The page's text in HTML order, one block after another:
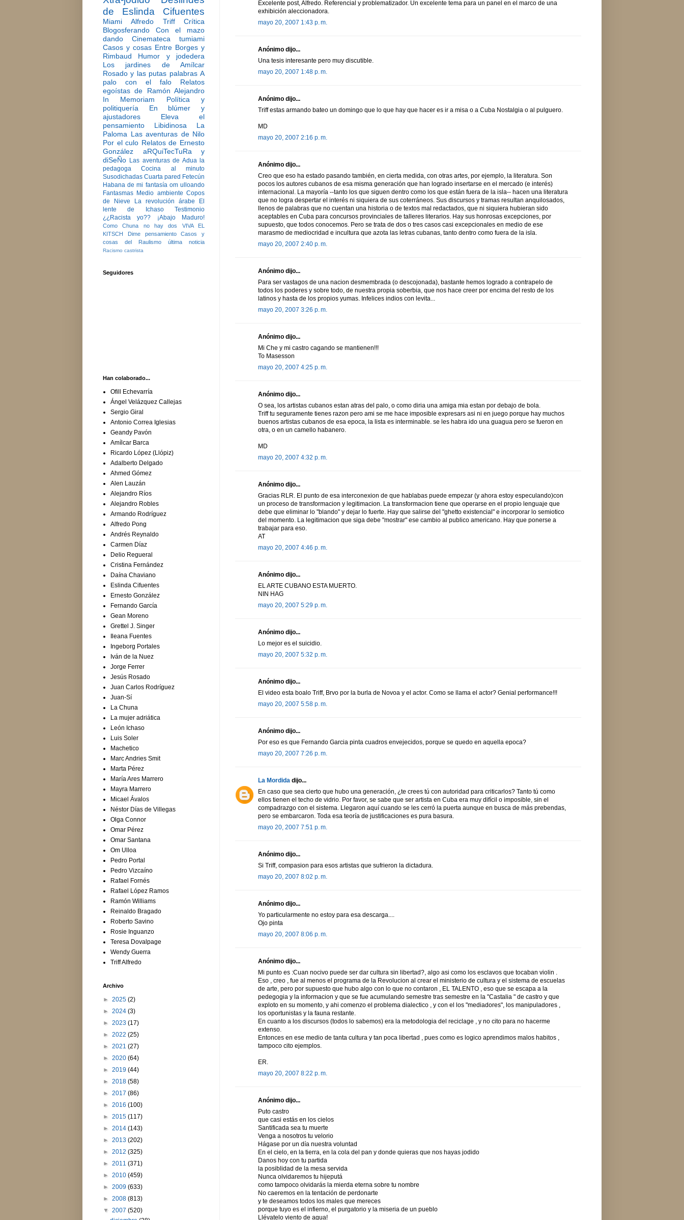
Excelente post, Alfredo. Referencial y problematizador. Un excelente tema para un panel en el marco de una
exhibición aleccionadora.
mayo 20, 2007 1:43 p. m.
Anónimo dijo...
Una tesis interesante pero muy discutible.
mayo 20, 2007 1:48 p. m.
Anónimo dijo...
Triff estas armando bateo un domingo que lo que hay que hacer es ir a misa o a Cuba Nostalgia o al pulguero.
MD
mayo 20, 2007 2:16 p. m.
Anónimo dijo...
Creo que eso ha estado pasando también, en cierta medida, con otras artes, por ejemplo, la literatura. Son
pocos los autores cubanos de esa misma generación que han logrado insertarse en el mercado (e interés)
internacional. La mayoría --tanto los que siguen dentro como los que están fuera de la isla-- hacen una literatura
que no logra despertar el interés ni siquiera de sus coterráneos. Sus discursos y tramas resultan anquilosados,
llenos de palabras que no cuentan una historia o de textos mal redactados, que ni siquiera hubieran sido
aceptables en Cuba para concursos provinciales de talleres literarios. Hay sus honrosas excepciones, por
supuesto, que todos conocemos. Pero se trata de dos o tres casos casi excepcionales en medio de ese
marasmo de mediocridad e incultura que azota las letras cubanas, tanto dentro como fuera de la isla.
mayo 20, 2007 2:40 p. m.
Anónimo dijo...
Para ser vastagos de una nacion desmembrada (o descojonada), bastante hemos logrado a contrapelo de
todos los poderes y sobre todo, de nuestra propia soberbia, que nos hace creer por encima del resto de los
latinos y hasta de los propios yumas. Infelices indios con levita...
mayo 20, 2007 3:26 p. m.
Anónimo dijo...
Mi Che y mi castro cagando se mantienen!!!
To Masesson
mayo 20, 2007 4:25 p. m.
Anónimo dijo...
O sea, los artistas cubanos estan atras del palo, o como diria una amiga mia estan por debajo de bola.
Triff tu seguramente tienes razon pero ami se me hace imposible expresars asi ni en juego porque hay muchos
buenos artistas cubanos de esa epoca, la lista es interminable. se les habra ido una guagua pero se fueron en
otra, o en un camello habanero.
MD
mayo 20, 2007 4:32 p. m.
Anónimo dijo...
Gracias RLR. El punto de esa interconexion de que hablabas puede empezar (y ahora estoy especulando)con
un proceso de transformacion y legitimacion. La transformacion tiene que operarse en el propio lenguaje que
debe que eliminar lo "blando" y dejar lo fuerte. Hay que salirse del "ghetto existencial" e incorporar lo semiotico
del momento. La legitimacion que siga debe "mostrar" ese cambio al publico americano. Hay que ponerse a
trabajar para eso.
AT
mayo 20, 2007 4:46 p. m.
Anónimo dijo...
EL ARTE CUBANO ESTA MUERTO.
NIN HAG
mayo 20, 2007 5:29 p. m.
Anónimo dijo...
Lo mejor es el suicidio.
mayo 20, 2007 5:32 p. m.
Anónimo dijo...
El video esta boalo Triff, Brvo por la burla de Novoa y el actor. Como se llama el actor? Genial performance!!!
mayo 20, 2007 5:58 p. m.
Anónimo dijo...
Por eso es que Fernando Garcia pinta cuadros envejecidos, porque se quedo en aquella epoca?
mayo 20, 2007 7:26 p. m.
La Mordida dijo...
En caso que sea cierto que hubo una generación, ¿te crees tú con autoridad para criticarlos? Tanto tú como
ellos tienen el techo de vidrio. Por favor, se sabe que ser artista en Cuba era muy difícil o imposible, sin el
compadrazgo con el sistema. Llegaron aquí cuando se les cerró la puerta aunque en busca de más prebendas,
pero se embarcaron. Toda esa teoría de justificaciones es pura basura.
mayo 20, 2007 7:51 p. m.
Anónimo dijo...
Si Triff, compasion para esos artistas que sufrieron la dictadura.
mayo 20, 2007 8:02 p. m.
Anónimo dijo...
Yo particularmente no estoy para esa descarga....
Ojo pinta
mayo 20, 2007 8:06 p. m.
Anónimo dijo...
Mi punto es :Cuan nocivo puede ser dar cultura sin libertad?, algo asi como los esclavos que tocaban violin .
Eso , creo , fue al menos el programa de la Revolucion al crear el ministerio de cultura y el sistema de escuelas
de arte, pero por supuesto que hubo algo con lo que no contaron , EL TALENTO , eso que se escapa a la
pedegogia y la informacion y que se fue acumulando semestre tras semestre en la "Castalia " de castro y que
exploto en su momento, y ahi comenzo el problema dialectico , y con el los "mediadores", los manipuladores ,
los oportunistas y la fauna restante.
En cuanto a los discursos (todos lo sabemos) era la metodologia del reciclage , y no cito para no hacerme
extenso.
Entonces en ese medio de tanta cultura y tan poca libertad , pues como es logico aprendimos malos habitos ,
tampoco cito ejemplos.
ER.
mayo 20, 2007 8:22 p. m.
Anónimo dijo...
Puto castro
que casi estás en los cielos
Santificada sea tu muerte
Venga a nosotros tu velorio
Hágase por un día nuestra voluntad
En el cielo, en la tierra, en la cola del pan y donde quieras que nos hayas jodido
Danos hoy con tu partida
la posiblidad de la mesa servida
Nunca olvidaremos tu hijeputá
como tampoco olvidarás la mierda eterna sobre tu nombre
No caeremos en la tentación de perdonarte
y te deseamos todos los males que mereces
porque tuyo es el infierno, el purgatorio y la miseria de un pueblo
Llévatelo viento de agua!
de Eslinda Cifuentes
Miami Alfredo Triff
Crítica
Blogosferando
Con el mazo
dando
Cinemateca tumiami
Casos y cosas Entre Borges y
Rimbaud
Humor y jodedera
Los jardines de Amílcar
Rosado y las putas palabras A
palo con el falo
Relatos
egoístas de Ramón Alejandro
In Memoriam
Política y
politiquería
En blúmer y
ajustadores
Eleva el
pensamiento
Libidinosa
La
Paloma Las aventuras de Nilo
Por el culo Relatos de Ernesto
González
aRQuiTecTuRa y
diSeÑo Las aventuras de Adua la
pedagoga
Cocina al minuto
Susodichadas Cuarta pared Fetecún
Habana de mi fantasía om ulloando
Fantasmas Medio ambiente Copos
de Nieve
La revolución árabe
El
lente de Ichaso
Testimonio
¿¿Racista yo??
¡Abajo Maduro!
Como Chuna no hay dos
VIVA EL
KITSCH
Dime pensamiento
Casos y
cosas del Raulismo
última noticia
Racismo castrista
Seguidores
Han colaborado...
Ofill Echevarría
Ángel Velázquez Callejas
Sergio Giral
Antonio Correa Iglesias
Geandy Pavón
Amílcar Barca
Ricardo López (Llópiz)
Adalberto Delgado
Ahmed Gómez
Alen Lauzán
Alejandro Ríos
Alejandro Robles
Armando Rodríguez
Alfredo Pong
Andrés Reynaldo
Carmen Díaz
Delio Regueral
Cristina Fernández
Daína Chaviano
Eslinda Cifuentes
Ernesto González
Fernando García
Gean Moreno
Grettel J. Singer
Ileana Fuentes
Ingeborg Portales
Iván de la Nuez
Jorge Ferrer
Jesús Rosado
Juan Carlos Rodríguez
Juan-Sí
La Chuna
La mujer adriática
León Ichaso
Luis Soler
Machetico
Marc Andries Smit
Marta Pérez
María Ares Marrero
Mayra Marrero
Micael Ávalos
Néstor Días de Villegas
Olga Connor
Omar Pérez
Omar Santana
Om Ulloa
Pedro Portal
Pedro Vizcaíno
Rafael Fornés
Rafael López Ramos
Ramón Williams
Reinaldo Bragado
Roberto Savino
Rosie Inguanzo
Teresa Dovalpage
Wendy Guerra
Triff Alfredo
Archivo
► 2025 (2)
► 2024 (3)
► 2023 (17)
► 2022 (25)
► 2021 (27)
► 2020 (64)
► 2019 (44)
► 2018 (58)
► 2017 (86)
► 2016 (100)
► 2015 (117)
► 2014 (143)
► 2013 (202)
► 2012 (325)
► 2011 (371)
► 2010 (459)
► 2009 (633)
► 2008 (813)
▼ 2007 (520)